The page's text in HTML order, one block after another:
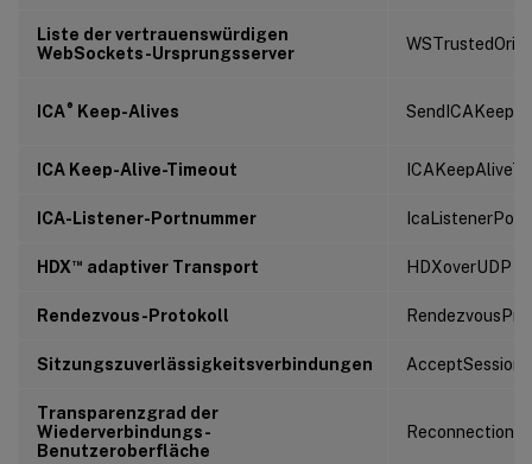
Liste der vertrauenswürdigen
WebSockets-Ursprungsserver
ICA® Keep-Alives
ICA Keep-Alive-Timeout
ICA-Listener-Portnummer
HDX™ adaptiver Transport HDXoverUDP
Rendezvous-Protokoll
Sitzungszuverlässigkeitsverbindungen
Transparenzgrad der
Wiederverbindungs-
Benutzeroberfläche